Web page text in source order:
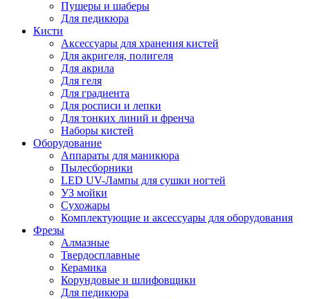
Пушеры и шаберы
Для педикюра
Кисти
Аксессуары для хранения кистей
Для акригеля, полигеля
Для акрила
Для геля
Для градиента
Для росписи и лепки
Для тонких линий и френча
Наборы кистей
Оборудование
Аппараты для маникюра
Пылесборники
LED UV-Лампы для сушки ногтей
УЗ мойки
Сухожары
Комплектующие и аксессуары для оборудования
Фрезы
Алмазные
Твердосплавные
Керамика
Корундовые и шлифовщики
Для педикюра